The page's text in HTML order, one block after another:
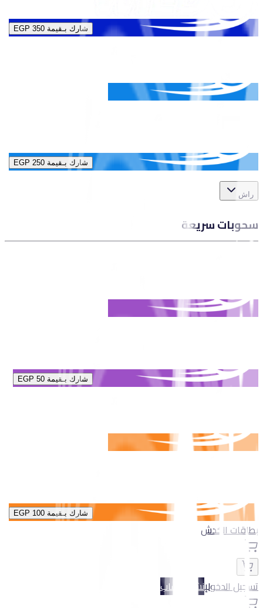
شارك بـقيمة EGP 350
شارك بـقيمة EGP 250
راش
سحوبات سريعة
شارك بـقيمة EGP 50
شارك بـقيمة EGP 100
بطاقات الخدش
تسجيل الدخولإنشاء حساب